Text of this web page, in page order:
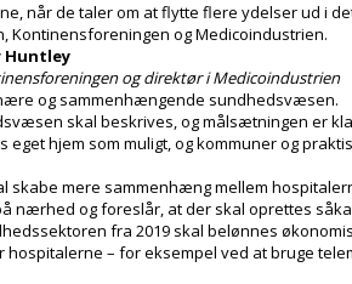
når de taler om at flytte flere ydelser ud i
Kontinensforeningen og Medicoindustrien.
Huntley
og direktør i Medicoindustrien
og sammenhængende sundhedsvæsen.
skal beskrives, og målsætningen er
hjem som muligt, og kommuner og
skabe mere sammenhæng mellem
nærhed og foreslår, at der skal oprettes
fra 2019 skal belønnes
– for eksempel ved at bruge